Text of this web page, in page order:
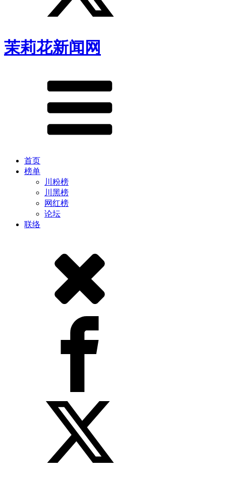
茉莉花新闻网
首页
榜单
川粉榜
川黑榜
网红榜
论坛
联络